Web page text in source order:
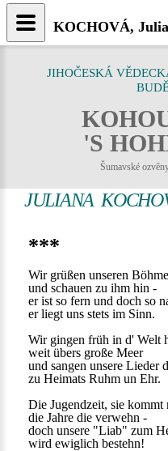
JIHOČESKÁ
'S
Šumavské
JULIANA
***
Wir grüßen unseren
und schauen zu ihm hin -
er ist so fern und doch so
er liegt uns stets im Sinn.
Wir gingen früh in d' Welt
weit übers große Meer
und sangen unsere Lieder
zu Heimats Ruhm un Ehr.
Die Jugendzeit, sie kommt
die Jahre die verwehn -
doch unsere "Liab" zum
wird ewiglich bestehn!
KOCHOVÁ,